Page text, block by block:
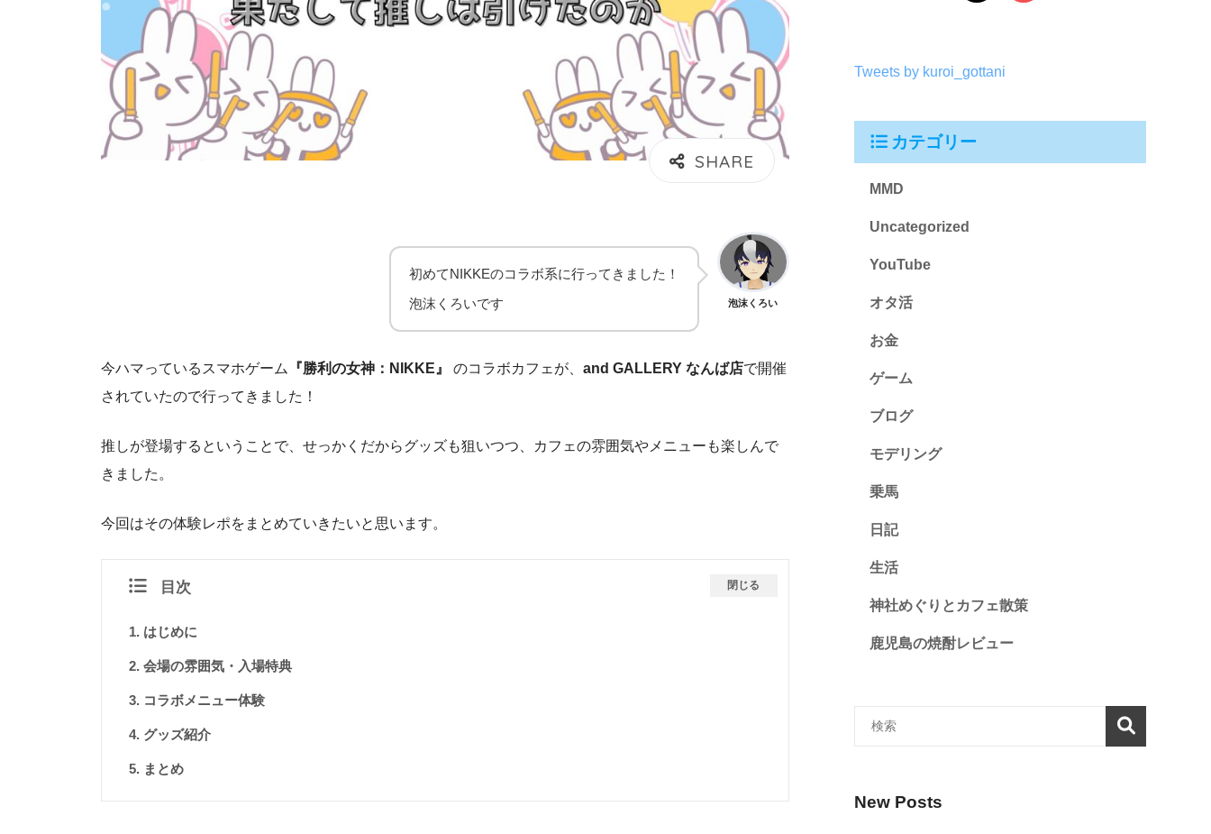
泡沫くろい
初めてNIKKEのコラボ系に行ってきました！
泡沫くろいです
今ハマっているスマホゲーム 『勝利の女神：NIKKE』 のコラボカフェが、 and GALLERY なんば店で開催
されていたので行ってきました！
推しが登場するということで、せっかくだからグッズも狙いつつ、カフェの雰囲気やメニューも楽しんで
きました。
今回はその体験レポをまとめていきたいと思います。
目次 閉じる
はじめに
会場の雰囲気・入場特典
コラボメニュー体験
グッズ紹介
まとめ
Tweets by kuroi_gottani
カテゴリー
MMD
Uncategorized
YouTube
オタ活
お金
ゲーム
ブログ
モデリング
乗馬
日記
生活
神社めぐりとカフェ散策
鹿児島の焼酎レビュー
New Posts